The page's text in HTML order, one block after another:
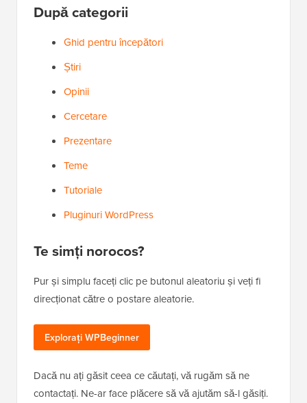
După categorii
Ghid pentru începători
Știri
Opinii
Cercetare
Prezentare
Teme
Tutoriale
Pluginuri WordPress
Te simți norocos?
Pur și simplu faceți clic pe butonul aleatoriu și veți fi
direcționat către o postare aleatorie.
Explorați WPBeginner
Dacă nu ați găsit ceea ce căutați, vă rugăm să ne
contactați. Ne-ar face plăcere să vă ajutăm să-l găsiți.